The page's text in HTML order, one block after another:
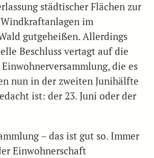
städtischer Flächen zur
im
gutgeheißen. Allerdings
Beschluss vertagt auf die
die es
nun in der zweiten Junihälfte
ist: der 23. Juni oder der
– das ist gut so. Immer
Einwohnerschaft